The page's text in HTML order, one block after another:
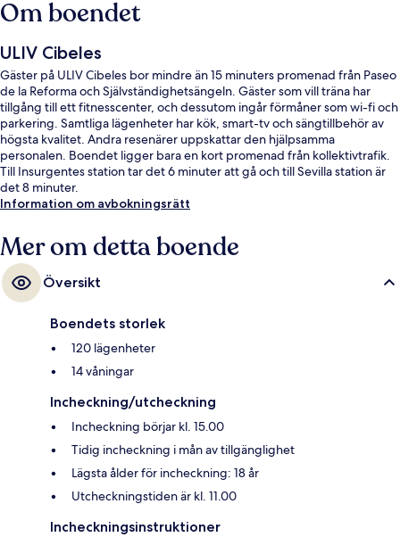
Om boendet
ULIV Cibeles
Gäster på ULIV Cibeles bor mindre än 15 minuters promenad från Paseo
de la Reforma och Självständighetsängeln. Gäster som vill träna har
tillgång till ett fitnesscenter, och dessutom ingår förmåner som wi-fi och
parkering. Samtliga lägenheter har kök, smart-tv och sängtillbehör av
högsta kvalitet. Andra resenärer uppskattar den hjälpsamma
personalen. Boendet ligger bara en kort promenad från kollektivtrafik.
Till Insurgentes station tar det 6 minuter att gå och till Sevilla station är
det 8 minuter.
Information om avbokningsrätt
Mer om detta boende
Översikt
Boendets storlek
120 lägenheter
14 våningar
Incheckning/utcheckning
Incheckning börjar kl. 15.00
Tidig incheckning i mån av tillgänglighet
Lägsta ålder för incheckning: 18 år
Utcheckningstiden är kl. 11.00
Incheckningsinstruktioner